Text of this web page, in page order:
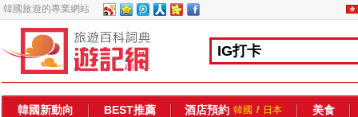
韓國旅遊的專業網站
韓國新動向 BEST推薦 酒店預約 韓國 / 日本 美食